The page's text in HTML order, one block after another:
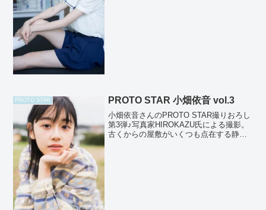
PROTO STAR PROTO STAR 小畑依音 vol.3
小畑依音さんのPROTO STAR撮りおろし
第3弾♪写真家HIROKAZU氏による撮影。
古くからの屋敷がいくつも点在する静か